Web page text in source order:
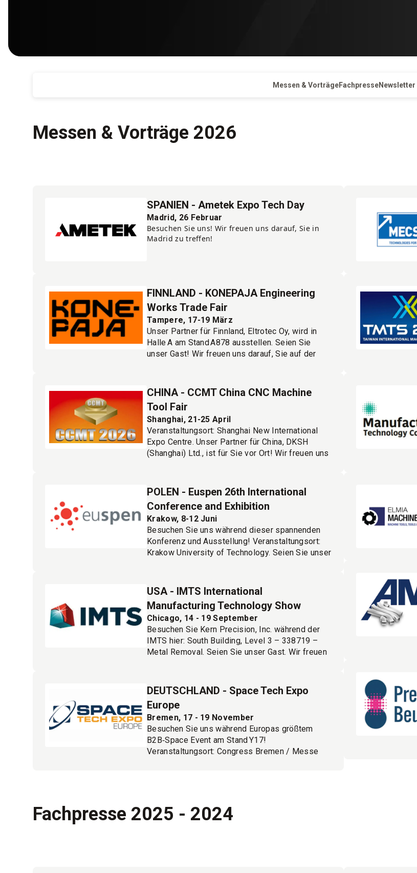
Messen & VorträgeFachpresseNewsletter
Messen & Vorträge 2026
SPANIEN - Ametek Expo Tech Day
Madrid, 26 Februar
Besuchen Sie uns! Wir freuen uns darauf, Sie in
Madrid zu treffen!
FINNLAND - KONEPAJA Engineering
Works Trade Fair
Tampere, 17-19 März
Unser Partner für Finnland, Eltrotec Oy, wird in
Halle A am Stand A878 ausstellen. Seien Sie
unser Gast! Wir freuen uns darauf, Sie auf der
CHINA - CCMT China CNC Machine
Tool Fair
Shanghai, 21-25 April
Veranstaltungsort: Shanghai New International
Expo Centre. Unser Partner für China, DKSH
(Shanghai) Ltd., ist für Sie vor Ort! Wir freuen uns
POLEN - Euspen 26th International
Conference and Exhibition
Krakow, 8-12 Juni
Besuchen Sie uns während dieser spannenden
Konferenz und Ausstellung! Veranstaltungsort:
Krakow University of Technology. Seien Sie unser
USA - IMTS International
Manufacturing Technology Show
Chicago, 14 - 19 September
Besuchen Sie Kern Precision, Inc. während der
IMTS hier: South Building, Level 3 – 338719 –
Metal Removal. Seien Sie unser Gast. Wir freuen
DEUTSCHLAND - Space Tech Expo
Europe
Bremen, 17 - 19 November
Besuchen Sie uns während Europas größtem
B2B‑Space Event am Stand Y17!
Veranstaltungsort: Congress Bremen / Messe
Fachpresse 2025 - 2024